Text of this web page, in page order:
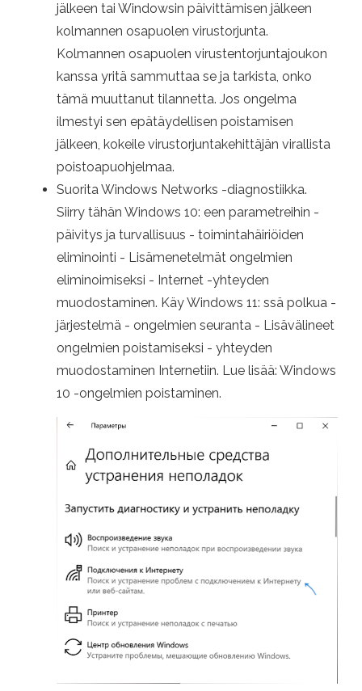
jälkeen tai Windowsin päivittämisen jälkeen
kolmannen osapuolen virustorjunta.
Kolmannen osapuolen virustentorjuntajoukon
kanssa yritä sammuttaa se ja tarkista, onko
tämä muuttanut tilannetta. Jos ongelma
ilmestyi sen epätäydellisen poistamisen
jälkeen, kokeile virustorjuntakehittäjän virallista
poistoapuohjelmaa.
Suorita Windows Networks -diagnostiikka.
Siirry tähän Windows 10: een parametreihin -
päivitys ja turvallisuus - toimintahäiriöiden
eliminointi - Lisämenetelmät ongelmien
eliminoimiseksi - Internet -yhteyden
muodostaminen. Käy Windows 11: ssä polkua -
järjestelmä - ongelmien seuranta - Lisävälineet
ongelmien poistamiseksi - yhteyden
muodostaminen Internetiin. Lue lisää: Windows
10 -ongelmien poistaminen.